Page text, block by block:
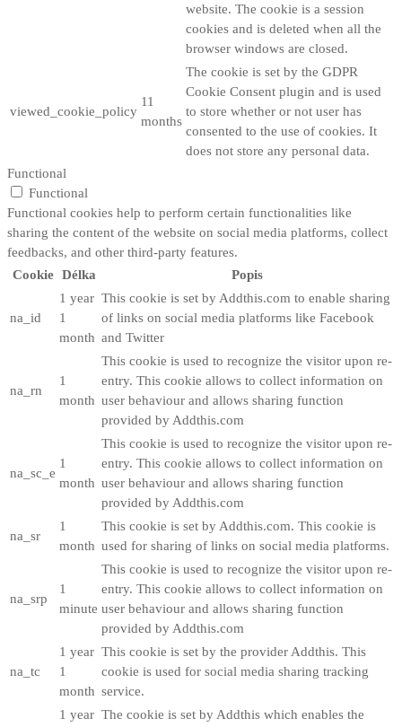
website. The cookie is a session
cookies and is deleted when all the
browser windows are closed.
viewed_cookie_policy
11
months
The cookie is set by the GDPR
Cookie Consent plugin and is used
to store whether or not user has
consented to the use of cookies. It
does not store any personal data.
Functional
Functional
Functional cookies help to perform certain functionalities like
sharing the content of the website on social media platforms, collect
feedbacks, and other third-party features.
Cookie Délka Popis
na_id
1 year
1
month
This cookie is set by Addthis.com to enable sharing
of links on social media platforms like Facebook
and Twitter
na_rn
1
month
This cookie is used to recognize the visitor upon re-
entry. This cookie allows to collect information on
user behaviour and allows sharing function
provided by Addthis.com
na_sc_e
1
month
This cookie is used to recognize the visitor upon re-
entry. This cookie allows to collect information on
user behaviour and allows sharing function
provided by Addthis.com
na_sr
1
month
This cookie is set by Addthis.com. This cookie is
used for sharing of links on social media platforms.
na_srp
1
minute
This cookie is used to recognize the visitor upon re-
entry. This cookie allows to collect information on
user behaviour and allows sharing function
provided by Addthis.com
na_tc
1 year
1
month
This cookie is set by the provider Addthis. This
cookie is used for social media sharing tracking
service.
1 year The cookie is set by Addthis which enables the